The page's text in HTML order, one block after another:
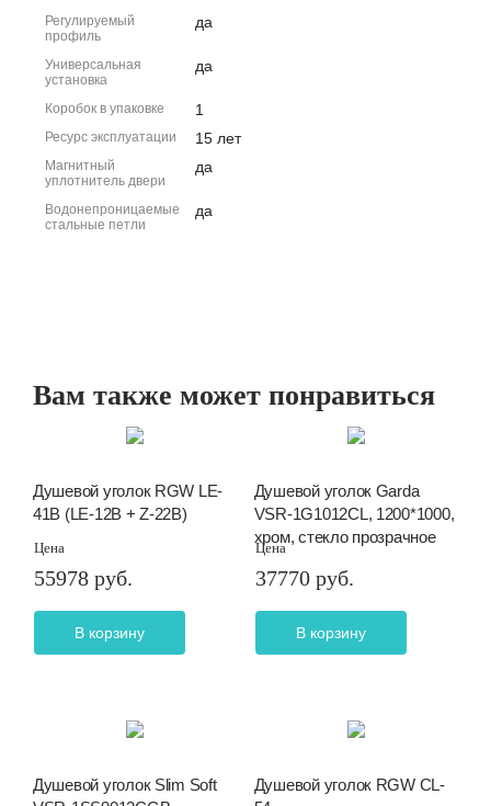
Регулируемый
профиль
да
Универсальная
установка
да
Коробок в упаковке 1
Ресурс эксплуатации 15 лет
Магнитный
уплотнитель двери
да
Водонепроницаемые
стальные петли
да
Вам также может понравиться
Душевой уголок RGW LE-
41B (LE-12B + Z-22B)
Цена
55978 руб.
В корзину
Душевой уголок Garda
VSR-1G1012CL, 1200*1000,
хром, стекло прозрачное
Цена
37770 руб.
В корзину
Душевой уголок Slim Soft
Душевой уголок RGW CL-